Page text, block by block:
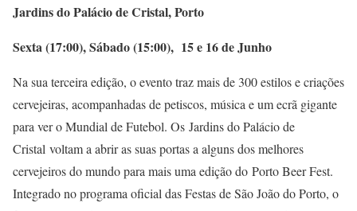
Jardins do Palácio de Cristal, Porto
Sexta (17:00), Sábado (15:00), 15 e 16 de Junho
Na sua terceira edição, o evento traz mais de 300 estilos e criações
cervejeiras, acompanhadas de petiscos, música e um ecrã gigante
para ver o Mundial de Futebol. Os Jardins do Palácio de
Cristal voltam a abrir as suas portas a alguns dos melhores
cervejeiros do mundo para mais uma edição do Porto Beer Fest.
Integrado no programa oficial das Festas de São João do Porto, o